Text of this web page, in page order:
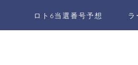
ロト6当選番号予想 ラ